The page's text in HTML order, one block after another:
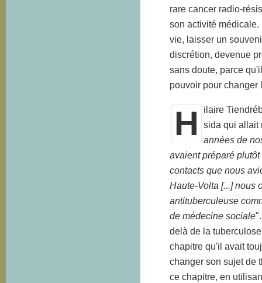
rare cancer radio-
son activité
vie, laisser un
discrétion, devenue
sans doute, parce
pouvoir pour changer
H
ilaire
sida qui allait
années de
avaient préparé
contacts que nous
Haute-Volta [...] nous
antituberculeuse
de médecine sociale
delà de la
chapitre qu'il avait
changer son sujet de
ce chapitre, en